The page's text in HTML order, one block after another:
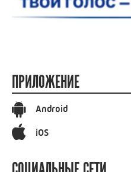
ПРИЛОЖЕНИЕ
Android
iOS